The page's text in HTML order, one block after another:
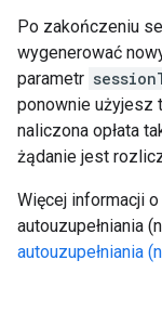
Po zakończeniu
wygenerować
parametr
ponownie użyjesz
naliczona opłata
żądanie jest
Więcej informacji
autouzupełniania
autouzupełniania